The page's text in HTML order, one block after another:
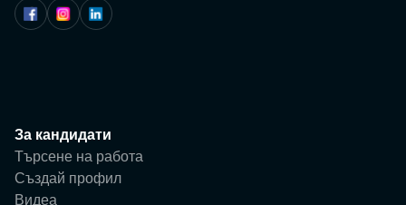
За кандидати
Търсене на работа
Създай профил
Видеа